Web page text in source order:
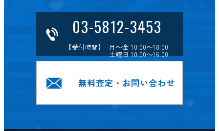
03-5812-3453
【受付時間】 月～金 10:00～18:00
土曜日 10:00～16:00
無料査定・お問い合わせ